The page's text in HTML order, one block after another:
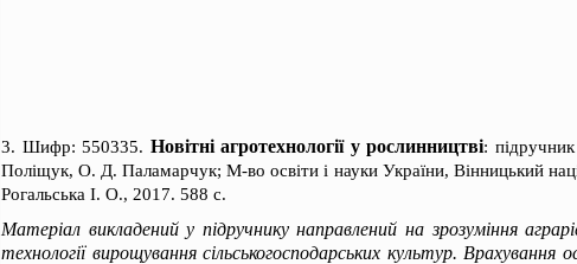
3. Шифр: 550335. Новітні агротехнології у рослинництві:
Поліщук, О. Д. Паламарчук; М-во освіти і науки України, Вінницький
Рогальська І. О., 2017. 588 с.
Матеріал викладений у підручнику направлений на зрозуміння
технології вирощування сільськогосподарських культур. Врахування